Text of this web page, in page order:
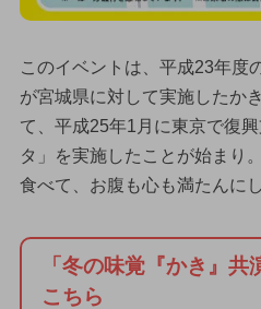
このイベントは、平成23年度
が宮城県に対して実施したか
て、平成25年1月に東京で復
タ」を実施したことが始まり
食べて、お腹も心も満たんに
「冬の味覚『かき』
こちら